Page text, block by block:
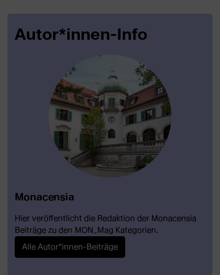
Autor*innen-Info
Monacensia
Hier veröffentlicht die Redaktion der Monacensia
Beiträge zu den MON_Mag Kategorien.
Alle Autor*innen-Beiträge